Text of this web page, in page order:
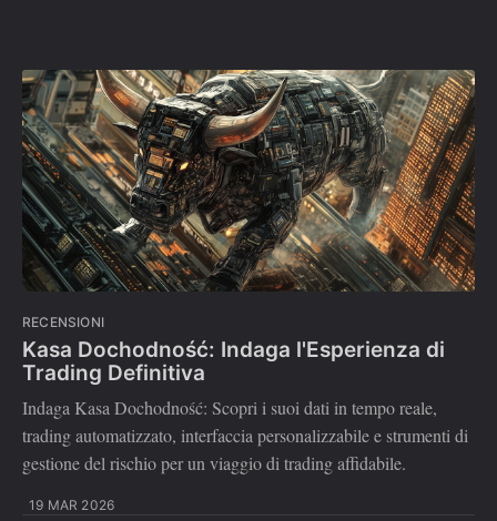
RECENSIONI
Kasa Dochodność: Indaga l'Esperienza di
Trading Definitiva
Indaga Kasa Dochodność: Scopri i suoi dati in tempo reale,
trading automatizzato, interfaccia personalizzabile e strumenti di
gestione del rischio per un viaggio di trading affidabile.
19 MAR 2026